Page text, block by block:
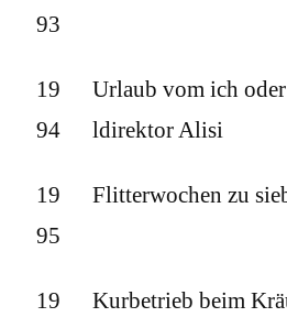
93
19
94
Urlaub vom ich
ldirektor Alisi
19
95
Flitterwochen zu
19
Kurbetrieb beim